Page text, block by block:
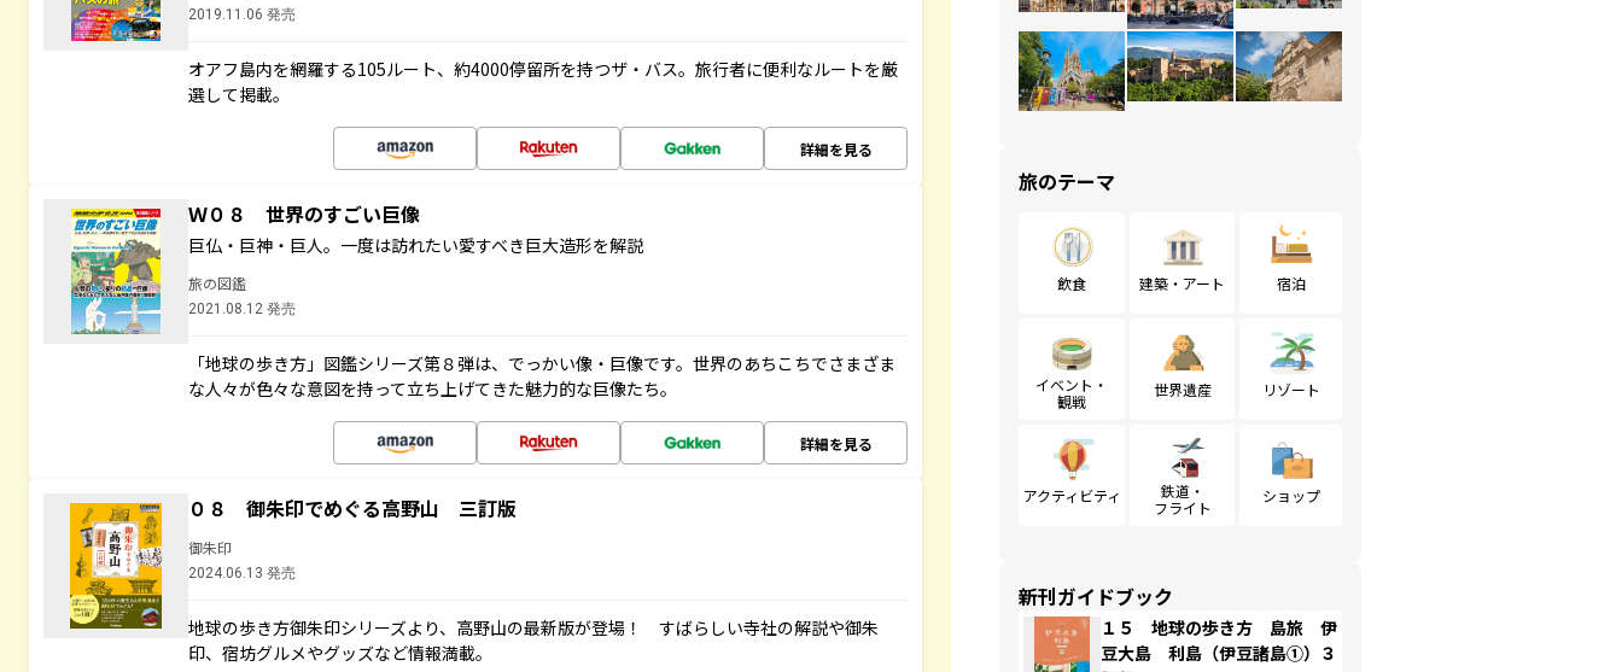
2019.11.06 発売
オアフ島内を網羅する105ルート、約4000停留所を持つザ・バス。旅行者に便利なルートを厳
選して掲載。
詳細を見る
Ｗ０８ 世界のすごい巨像
巨仏・巨神・巨人。一度は訪れたい愛すべき巨大造形を解説
旅の図鑑
2021.08.12 発売
「地球の歩き方」図鑑シリーズ第８弾は、でっかい像・巨像です。世界のあちこちでさまざま
な人々が色々な意図を持って立ち上げてきた魅力的な巨像たち。
詳細を見る
０８ 御朱印でめぐる高野山 三訂版
御朱印
2024.06.13 発売
地球の歩き方御朱印シリーズより、高野山の最新版が登場！ すばらしい寺社の解説や御朱
印、宿坊グルメやグッズなど情報満載。
旅のテーマ
飲食 建築・アート 宿泊
イベント・
観戦
世界遺産 リゾート
アクティビティ
鉄道・
フライト
ショップ
新刊ガイドブック
１５ 地球の歩き方 島旅 伊
豆大島 利島（伊豆諸島①）３